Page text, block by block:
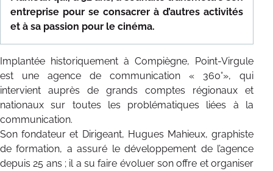
entreprise pour se consacrer à d’autres activités
et à sa passion pour le cinéma.
Implantée historiquement à Compiègne, Point-Virgule
est une agence de communication « 360°», qui
intervient auprès de grands comptes régionaux et
nationaux sur toutes les problématiques liées à la
communication.
Son fondateur et Dirigeant, Hugues Mahieux, graphiste
de formation, a assuré le développement de l’agence
depuis 25 ans ; il a su faire évoluer son offre et organiser